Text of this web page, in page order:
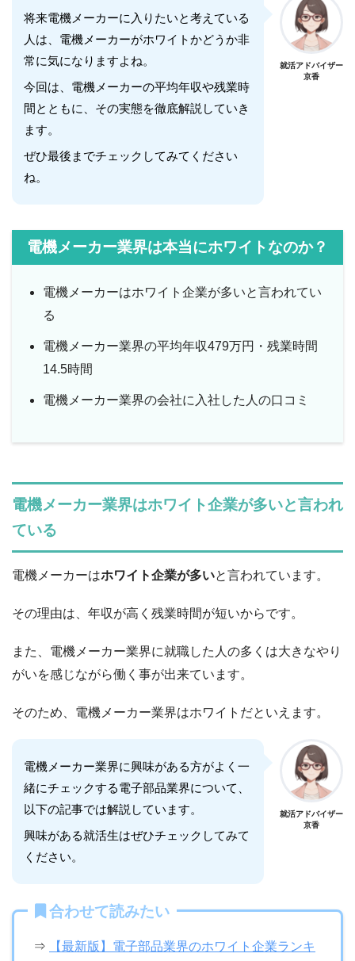
将来電機メーカーに入りたいと考えている
人は、電機メーカーがホワイトかどうか非
常に気になりますよね。
今回は、電機メーカーの平均年収や残業時
間とともに、その実態を徹底解説していき
ます。
ぜひ最後までチェックしてみてください
ね。
就活アドバイザー
京香
電機メーカー業界は本当にホワイトなのか？
電機メーカーはホワイト企業が多いと言われてい
る
電機メーカー業界の平均年収479万円・残業時間
14.5時間
電機メーカー業界の会社に入社した人の口コミ
電機メーカー業界はホワイト企業が多いと言われ
ている
電機メーカーはホワイト企業が多いと言われています。
その理由は、年収が高く残業時間が短いからです。
また、電機メーカー業界に就職した人の多くは大きなやり
がいを感じながら働く事が出来ています。
そのため、電機メーカー業界はホワイトだといえます。
電機メーカー業界に興味がある方がよく一
緒にチェックする電子部品業界について、
以下の記事では解説しています。
興味がある就活生はぜひチェックしてみて
ください。
就活アドバイザー
京香
合わせて読みたい
⇒
【最新版】電子部品業界のホワイト企業ランキ